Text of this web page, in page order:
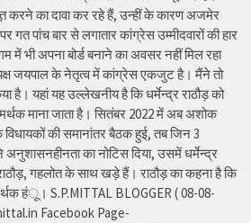
का दावा कर रहे हैं, उन्हीं के कारण अजमेर
गत पांच बार से लगातार कांग्रेस उम्मीदवारों की हार
में भी अपना बोर्ड बनाने का अवसर नहीं मिल रहा
जयपाल के नेतृत्व में कांग्रेस एकजुट है। मैंने तो
है। यहां यह उल्लेखनीय है कि धर्मेन्द्र राठौड़ को
माना जाता है। सितंबर 2022 में अब अशोक
की समानांतर बैठक हुई, तब जिन 3
का नोटिस दिया, उसमें धर्मेन्द्र
गहलोत के साथ खड़े हैं। राठौड़ का कहना है कि
हंू। S.P.MITTAL BLOGGER ( 08-08-
Facebook Page-